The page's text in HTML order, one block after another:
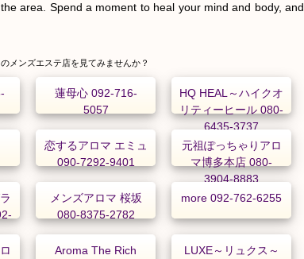
area. Spend a moment to heal your mind and body, and
メンズエステ店を見てみませんか？
蓮母心 092-716-
5057
HQ HEAL～ハイクオ
リティーヒール 080-
6435-3737
恋するアロマ エミュ
090-7292-9401
元祖ぽっちゃりアロ
マ博多本店 080-
3904-8883
メンズアロマ 桜坂
080-8375-2782
more 092-762-6255
Aroma The Rich
LUXE～リュクス～